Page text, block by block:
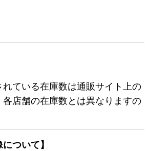
ている在庫数は通販サイト上の
店舗の在庫数とは異なりますの
ついて】